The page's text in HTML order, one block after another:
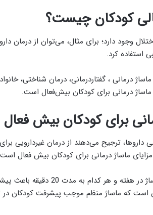
کودکان چیست؟
وجود دارد؛ برای مثال، می‌توان از درمان
استفاده کرد.
ماساژ درمانی ، گفتاردرمانی، درمان شناختی،
ماساژ درمانی برای کودکان بیش‌فعال است.
برای کودکان بیش فعال
دارو‌ها، ترجیح می‌دهند از درمان غیردارویی
ماساژ درمانی برای کودکان بیش فعال
طبق مطالعات دو دهه اخیر، دوبار
است که ماساژ منظم موجب پیشرفت کودکان